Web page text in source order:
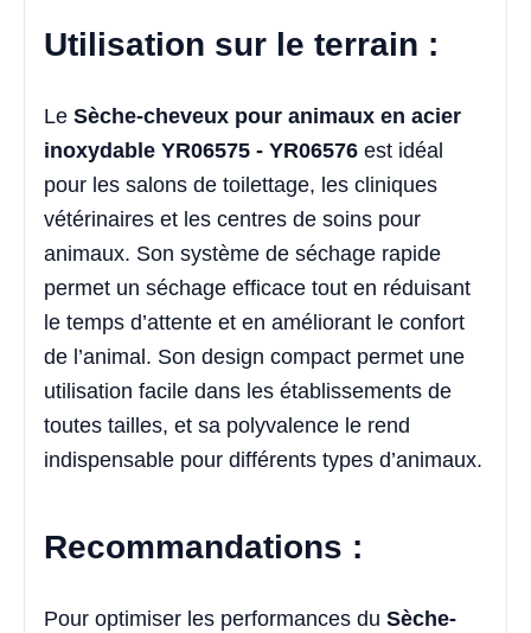
Utilisation sur le terrain :
Le Sèche-cheveux pour animaux en acier
inoxydable YR06575 - YR06576 est idéal
pour les salons de toilettage, les cliniques
vétérinaires et les centres de soins pour
animaux. Son système de séchage rapide
permet un séchage efficace tout en réduisant
le temps d’attente et en améliorant le confort
de l’animal. Son design compact permet une
utilisation facile dans les établissements de
toutes tailles, et sa polyvalence le rend
indispensable pour différents types d’animaux.
Recommandations :
Pour optimiser les performances du Sèche-